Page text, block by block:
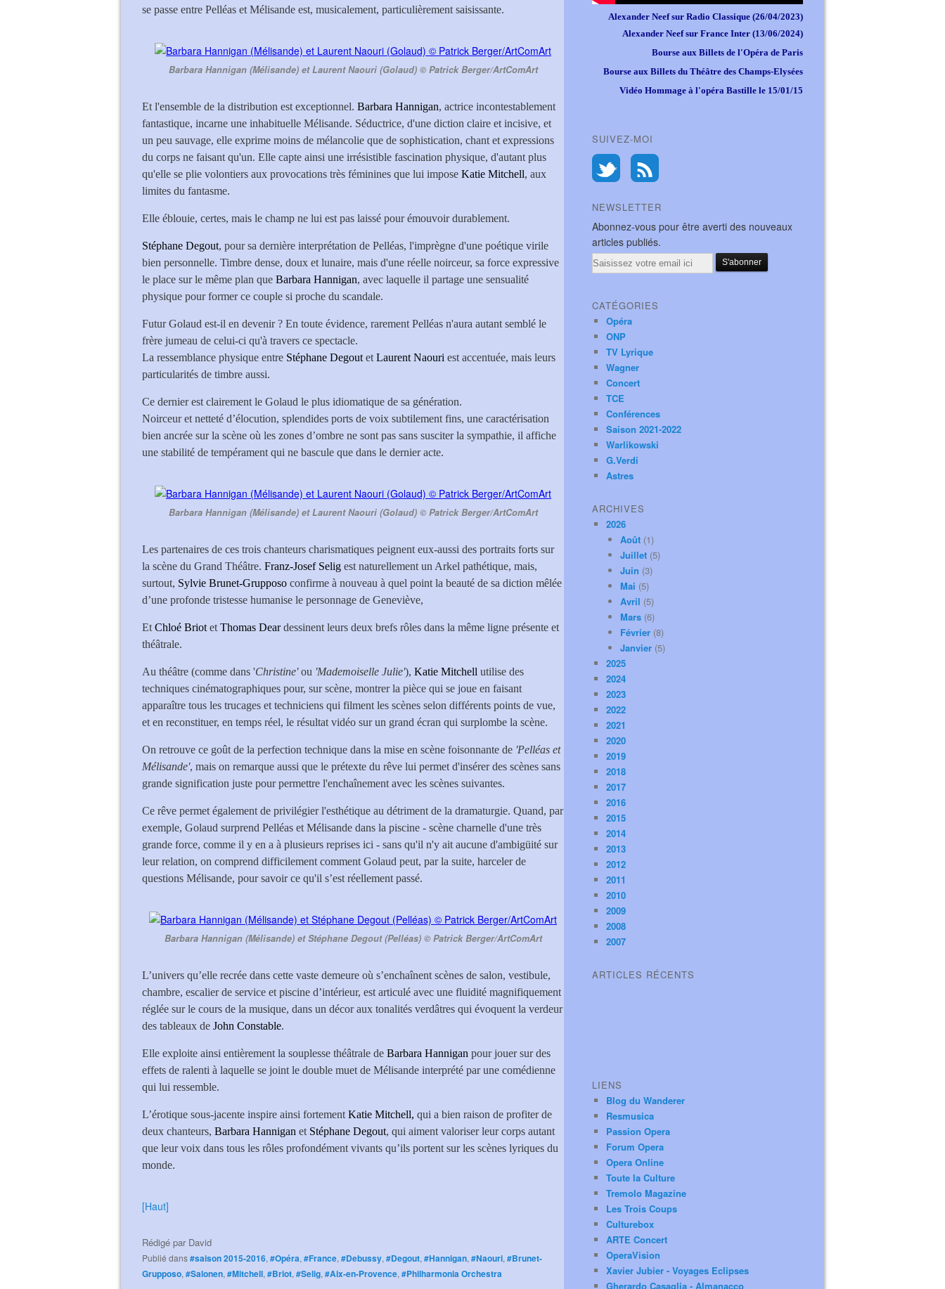
se passe entre Pelléas et Mélisande est, musicalement, particulièrement saisissante.
Barbara Hannigan (Mélisande) et Laurent Naouri (Golaud) © Patrick Berger/ArtComArt
Et l'ensemble de la distribution est exceptionnel. Barbara Hannigan, actrice incontestablement
fantastique, incarne une inhabituelle Mélisande. Séductrice, d'une diction claire et incisive, et
un peu sauvage, elle exprime moins de mélancolie que de sophistication, chant et expressions
du corps ne faisant qu'un. Elle capte ainsi une irrésistible fascination physique, d'autant plus
qu'elle se plie volontiers aux provocations très féminines que lui impose Katie Mitchell, aux
limites du fantasme.
Elle éblouie, certes, mais le champ ne lui est pas laissé pour émouvoir durablement.
Stéphane Degout, pour sa dernière interprétation de Pelléas, l'imprègne d'une poétique virile
bien personnelle. Timbre dense, doux et lunaire, mais d'une réelle noirceur, sa force expressive
le place sur le même plan que Barbara Hannigan, avec laquelle il partage une sensualité
physique pour former ce couple si proche du scandale.
Futur Golaud est-il en devenir ? En toute évidence, rarement Pelléas n'aura autant semblé le
frère jumeau de celui-ci qu'à travers ce spectacle.
La ressemblance physique entre Stéphane Degout et Laurent Naouri est accentuée, mais leurs
particularités de timbre aussi.
Ce dernier est clairement le Golaud le plus idiomatique de sa génération.
Noirceur et netteté d’élocution, splendides ports de voix subtilement fins, une caractérisation
bien ancrée sur la scène où les zones d’ombre ne sont pas sans susciter la sympathie, il affiche
une stabilité de tempérament qui ne bascule que dans le dernier acte.
Barbara Hannigan (Mélisande) et Laurent Naouri (Golaud) © Patrick Berger/ArtComArt
Les partenaires de ces trois chanteurs charismatiques peignent eux-aussi des portraits forts sur
la scène du Grand Théâtre. Franz-Josef Selig est naturellement un Arkel pathétique, mais,
surtout, Sylvie Brunet-Grupposo confirme à nouveau à quel point la beauté de sa diction mêlée
d’une profonde tristesse humanise le personnage de Geneviève,
Et Chloé Briot et Thomas Deardessinent leurs deux brefs rôles dans la même ligne présente et
théâtrale.
Au théâtre (comme dans 'Christine'ou 'Mademoiselle Julie'), Katie Mitchell utilise des
techniques cinématographiques pour, sur scène, montrer la pièce qui se joue en faisant
apparaître tous les trucages et techniciens qui filment les scènes selon différents points de vue,
et en reconstituer, en temps réel, le résultat vidéo sur un grand écran qui surplombe la scène.
On retrouve ce goût de la perfection technique dans la mise en scène foisonnante de 'Pelléas et
Mélisande', mais on remarque aussi que le prétexte du rêve lui permet d'insérer des scènes sans
grande signification juste pour permettre l'enchaînement avec les scènes suivantes.
Ce rêve permet également de privilégier l'esthétique au détriment de la dramaturgie. Quand, par
exemple, Golaud surprend Pelléas et Mélisande dans la piscine - scène charnelle d'une très
grande force, comme il y en a à plusieurs reprises ici - sans qu'il n'y ait aucune d'ambigüité sur
leur relation, on comprend difficilement comment Golaud peut, par la suite, harceler de
questions Mélisande, pour savoir ce qu'il s’est réellement passé.
Barbara Hannigan (Mélisande) et Stéphane Degout (Pelléas) © Patrick Berger/ArtComArt
L’univers qu’elle recrée dans cette vaste demeure où s’enchaînent scènes de salon, vestibule,
chambre, escalier de service et piscine d’intérieur, est articulé avec une fluidité magnifiquement
réglée sur le cours de la musique, dans un décor aux tonalités verdâtres qui évoquent la verdeur
des tableaux de John Constable.
Elle exploite ainsi entièrement la souplesse théâtrale de Barbara Hannigan pour jouer sur des
effets de ralenti à laquelle se joint le double muet de Mélisande interprété par une comédienne
qui lui ressemble.
L’érotique sous-jacente inspire ainsi fortement Katie Mitchell, qui a bien raison de profiter de
deux chanteurs, Barbara Hannigan et Stéphane Degout, qui aiment valoriser leur corps autant
que leur voix dans tous les rôles profondément vivants qu’ils portent sur les scènes lyriques du
monde.
[Haut]
Rédigé par David
Publié dans#saison 2015-2016, #Opéra, #France, #Debussy, #Degout, #Hannigan, #Naouri, #Brunet-
Grupposo, #Salonen, #Mitchell, #Briot, #Selig, #Aix-en-Provence, #Philharmonia Orchestra
Alexander Neef sur Radio Classique (26/04/2023)
Alexander Neef sur France Inter (13/06/2024)
Bourse aux Billets de l'Opéra de Paris
Bourse aux Billets du Théâtre des Champs-Elysées
Vidéo Hommage à l'opéra Bastille le 15/01/15
SUIVEZ-MOI
NEWSLETTER
Abonnez-vous pour être averti des nouveaux
articles publiés.
Email
CATÉGORIES
Opéra
ONP
TV Lyrique
Wagner
Concert
TCE
Conférences
Saison 2021-2022
Warlikowski
G.Verdi
Astres
ARCHIVES
2026
Août (1)
Juillet (5)
Juin (3)
Mai (5)
Avril (5)
Mars (6)
Février (8)
Janvier (5)
2025
2024
2023
2022
2021
2020
2019
2018
2017
2016
2015
2014
2013
2012
2011
2010
2009
2008
2007
ARTICLES RÉCENTS
LIENS
Blog du Wanderer
Resmusica
Passion Opera
Forum Opera
Opera Online
Toute la Culture
Tremolo Magazine
Les Trois Coups
Culturebox
ARTE Concert
OperaVision
Xavier Jubier - Voyages Eclipses
Gherardo Casaglia - Almanacco